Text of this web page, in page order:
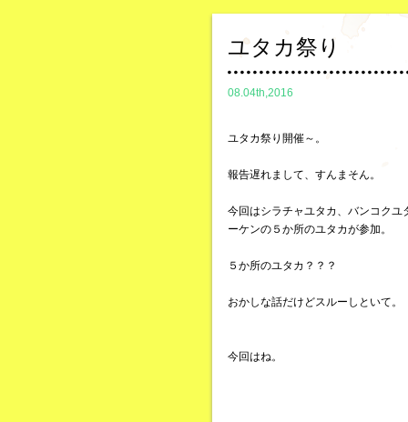
ユタカ祭り
08.04th,2016
ユタカ祭り開催～。
報告遅れまして、すんまそん。
今回はシラチャユタカ、バンコク
ーケンの５か所のユタカが参加。
５か所のユタカ？？？
おかしな話だけどスルーしといて。
今回はね。